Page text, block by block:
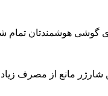
گوشی هوشمندتان تمام
مانع از مصرف زیاد